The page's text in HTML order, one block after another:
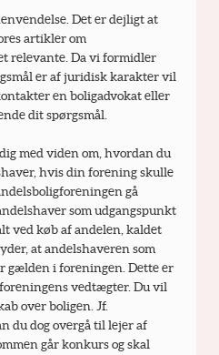
Det er dejligt at
artikler om
relevante. Da vi formidler
er af juridisk karakter vil
en boligadvokat eller
dit spørgsmål.
med viden om, hvordan du
hvis din forening skulle
gå
som udgangspunkt
ved køb af andelen, kaldet
at andelshaveren som
gælden i foreningen. Dette er
vedtægter. Du vil
over boligen. Jf.
du dog overgå til lejer af
går konkurs og skal